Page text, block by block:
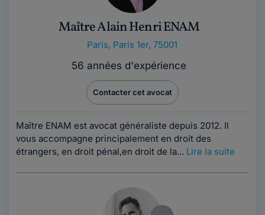
Maître Alain Henri ENAM
Paris, Paris 1er, 75001
56 années d'expérience
Contacter cet avocat
Maître ENAM est avocat généraliste depuis 2012. Il
vous accompagne principalement en droit des
étrangers, en droit pénal,en droit de la... Lire la suite